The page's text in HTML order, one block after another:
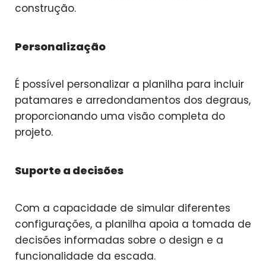
construção.
Personalização
É possível personalizar a planilha para incluir
patamares e arredondamentos dos degraus,
proporcionando uma visão completa do
projeto.
Suporte a decisões
Com a capacidade de simular diferentes
configurações, a planilha apoia a tomada de
decisões informadas sobre o design e a
funcionalidade da escada.